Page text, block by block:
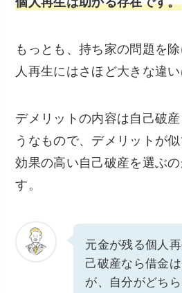
もっとも、持ち家の問題を
人再生にはさほど大きな違い
デメリットの内容は自己破
うなもので、デメリットが
効果の高い自己破産を選ぶ
す。
元金が残る個人
己破産なら借金
が、自分がどち